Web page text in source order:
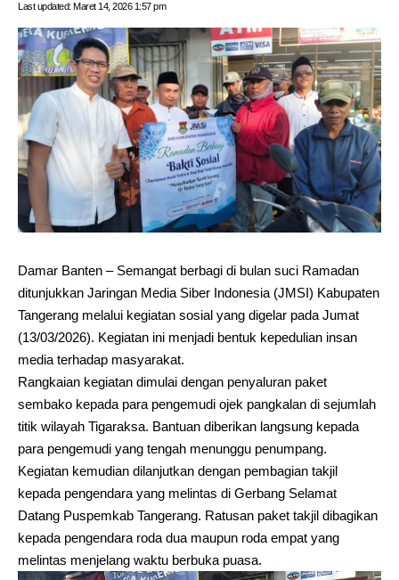
Last updated: Maret 14, 2026 1:57 pm
Damar Banten – Semangat berbagi di bulan suci Ramadan
ditunjukkan Jaringan Media Siber Indonesia (JMSI) Kabupaten
Tangerang melalui kegiatan sosial yang digelar pada Jumat
(13/03/2026). Kegiatan ini menjadi bentuk kepedulian insan
media terhadap masyarakat.
Rangkaian kegiatan dimulai dengan penyaluran paket
sembako kepada para pengemudi ojek pangkalan di sejumlah
titik wilayah Tigaraksa. Bantuan diberikan langsung kepada
para pengemudi yang tengah menunggu penumpang.
Kegiatan kemudian dilanjutkan dengan pembagian takjil
kepada pengendara yang melintas di Gerbang Selamat
Datang Puspemkab Tangerang. Ratusan paket takjil dibagikan
kepada pengendara roda dua maupun roda empat yang
melintas menjelang waktu berbuka puasa.